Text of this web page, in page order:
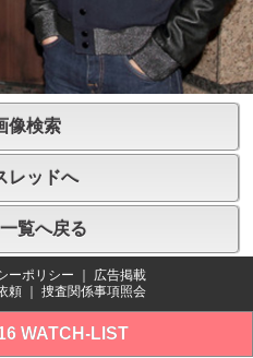
像検索
レッドへ
覧へ戻る
ーポリシー ｜ 広告掲載
頼 ｜ 捜査関係事項照会
WATCH-LIST